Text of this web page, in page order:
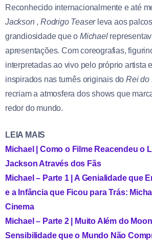
Reconhecido internacionalmente e até
Jackson,Rodrigo Teaserleva aos
grandiosidade que oMichael
apresentações. Com coreografias,
interpretadas ao vivo pelo próprio artista
inspirados nas turnês originais doRei do
recriam a atmosfera dos shows que
redor do mundo.
LEIA MAIS
Michael | Como o Filme Reacendeu o
Jackson Através dos Fãs
Michael – Parte 1 | A Genialidade que
e a Infância que Ficou para Trás:
Cinema
Michael – Parte 2 | Muito Além do
Sensibilidade que o Mundo Não